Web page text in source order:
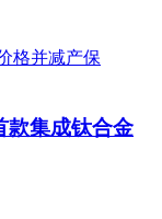
款集成钛合金